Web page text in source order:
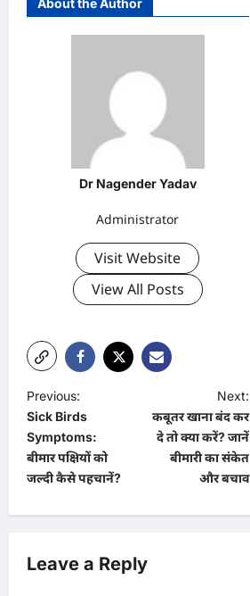
Dr Nagender Yadav
Administrator
Visit Website
View All Posts
P
o
s
t
n
v
Previous:
Sick Birds
Symptoms:
बीमार पक्षियों को
जल्दी कैसे पहचानें?
Next:
कबूतर खाना बंद कर
दे तो क्या करें? जानें
बीमारी का संकेत
और बचाव
Leave a Reply